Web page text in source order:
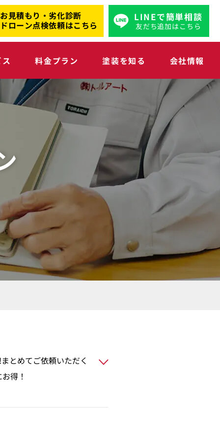
お見積もり・劣化診断
ドローン点検依頼はこちら
LINEで簡単相談
友だち追加はこちら
料金プラン 塗装を知る 会社情報
とめてご依頼いただく
得！